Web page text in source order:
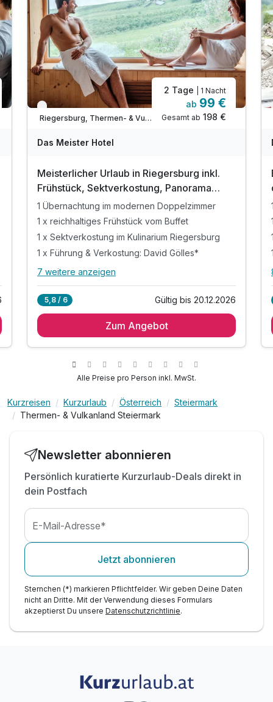
Verfügbar bis Dezember
Riegersburg, Thermen- & Vulkanland Steiermark
2 Tage | 1 Nacht
ab 99 €
Gesamt ab 198 €
Das Meister Hotel
Meisterlicher Urlaub in Riegersburg inkl.
Frühstück, Sektverkostung, Panorama
Sauna
1 Übernachtung im modernen Doppelzimmer
1 x reichhaltiges Frühstück vom Buffet
1 x Sektverkostung im Kulinarium Riegersburg
1 x Führung & Verkostung: David Gölles*
Alle Inklusivleistungen
1 x reichhaltiges Frühstück vom Buffet
1 x Eintritt Zotter Essbarer Tiergarten*
inkl. Nutzung der Panorama Sauna
inkl. kuscheliger Bademantel auf dem Zimmer
lesen
TIPP: Malerwinkl Hatzendorf 3 Gault Millau
Hauben
7 weitere anzeigen
5,8 / 6 Gültig bis 20.12.2026
Zum Angebot
Alle Preise pro Person inkl. MwSt.
Kurzreisen Kurzurlaub Österreich
Steiermark
Thermen- & Vulkanland Steiermark
Newsletter abonnieren
Persönlich kuratierte Kurzurlaub-Deals direkt in
dein Postfach
E-Mail-Adresse*
Jetzt abonnieren
Sternchen (*) markieren Pflichtfelder. Wir geben Deine Daten
nicht an Dritte. Mit der Verwendung dieses Formulars
akzeptierst Du unsere Datenschutzrichtlinie.